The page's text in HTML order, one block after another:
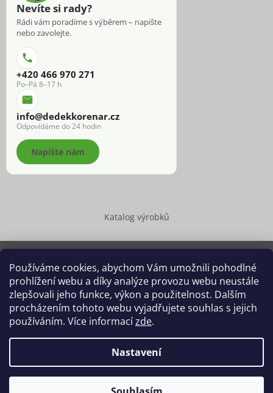
Používáme cookies, abychom Vám umožnili pohodlné
prohlížení webu a díky analýze provozu webu neustále
zlepšovali jeho funkce, výkon a použitelnost. Dalším
procházením tohoto webu vyjadřujete souhlas s jejich
používáním. Více informacízde.
Nastavení
Nevíte si rady?
Rádi vám poradíme s výběrem – napište
nebo zavolejte.
+420 466 970 271
Po–Pá 8–17 h
info@dedekkorenar.cz
Odpovídáme do 24 hodin
Napište nám
Katalog výrobků
Copyright 2026 Dědek kořenář®
. Všechna práva vyhrazena.
Upravit nastavení cookies
Grafický návrh vytvořil a na Shoptet implementoval
Shoptetak.cz.
Vytvořil Shoptet